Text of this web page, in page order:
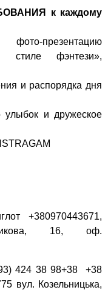
к каждому
презентацию
фэнтези»,
и распорядка дня
и дружеское
+380970443671,
16, оф.
424 38 98+38 +38
вул. Козельницька,